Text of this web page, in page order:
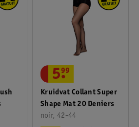
Kruidvat Collant Super
Shape Mat 20 Deniers
noir, 42-44
5.
99